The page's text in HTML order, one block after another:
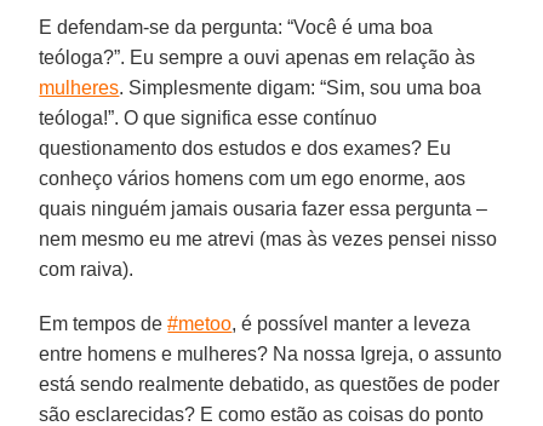
E defendam-se da pergunta: “Você é uma boa
teóloga?”. Eu sempre a ouvi apenas em relação às
mulheres. Simplesmente digam: “Sim, sou uma boa
teóloga!”. O que significa esse contínuo
questionamento dos estudos e dos exames? Eu
conheço vários homens com um ego enorme, aos
quais ninguém jamais ousaria fazer essa pergunta –
nem mesmo eu me atrevi (mas às vezes pensei nisso
com raiva).
Em tempos de#metoo, é possível manter a leveza
entre homens e mulheres? Na nossa Igreja, o assunto
está sendo realmente debatido, as questões de poder
são esclarecidas? E como estão as coisas do ponto